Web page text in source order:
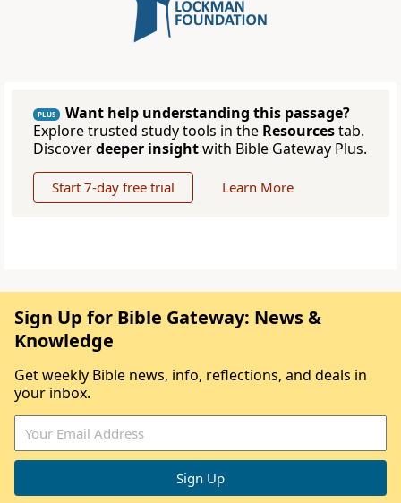
PLUS
Want help understanding this passage?
Explore trusted study tools in the Resourcestab.
Discoverdeeper insightwith Bible Gateway Plus.
Start 7-day free trial Learn More
Sign Up for Bible Gateway: News &
Knowledge
Get weekly Bible news, info, reflections, and deals in
your inbox.